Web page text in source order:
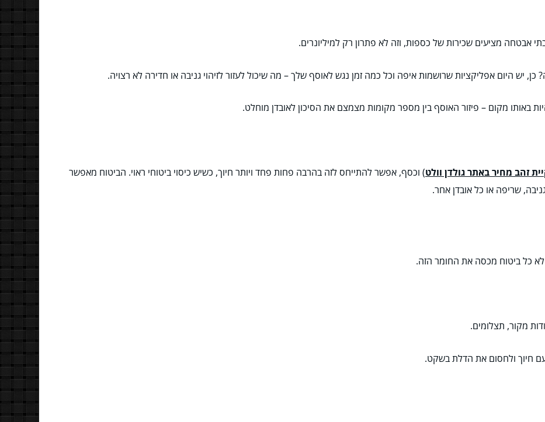
אבטחה מציעים שכירות של כספות, וזה לא פתרון רק למיליונרים.
יש היום אפליקציות שרושמות איפה וכל כמה זמן נגש לאוסף שלך – מה שיכול לעזור לזיהוי גניבה או חדירה לא רצויה.
באותו מקום – פיזור האוסף בין מספר מקומות מצמצם את הסיכון לאובדן מוחלט.
זהב מחיר באתר גולדן וולט) וכסף, אפשר להתייחס לזה בהרבה פחות פחד ויותר חיוך, כשיש כיסוי ביטוחי ראוי. הביטוח מאפשר
שריפה או כל אובדן אחר.
כל ביטוח מכסה את החומר הזה.
מקור, תצלומים.
חיוך ולחסום את הדלת בשקט.